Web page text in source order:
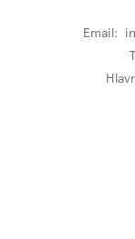
Email: